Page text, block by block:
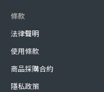
條款
法律聲明
使用條款
商品採購合約
隱私政策